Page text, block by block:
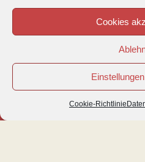
Cookies
Cookie-Richtlinie
Im Übrigen ist der